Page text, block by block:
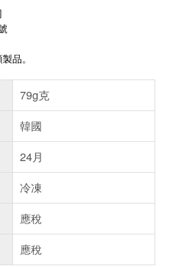
品。
79g克
韓國
24月
冷凍
應稅
應稅